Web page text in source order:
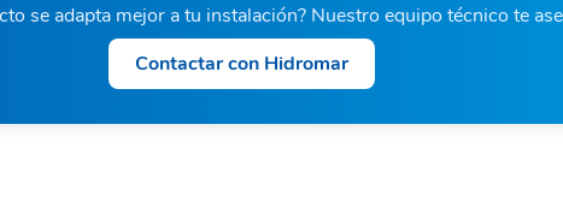
se adapta mejor a tu instalación? Nuestro equipo técnico te
Contactar con Hidromar